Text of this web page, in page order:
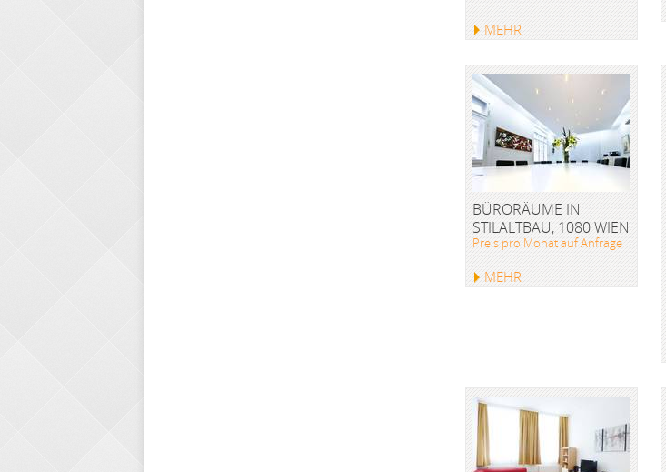
MEHR
BÜRORÄUME IN
STILALTBAU, 1080 WIEN
Preis pro Monat auf Anfrage
MEHR